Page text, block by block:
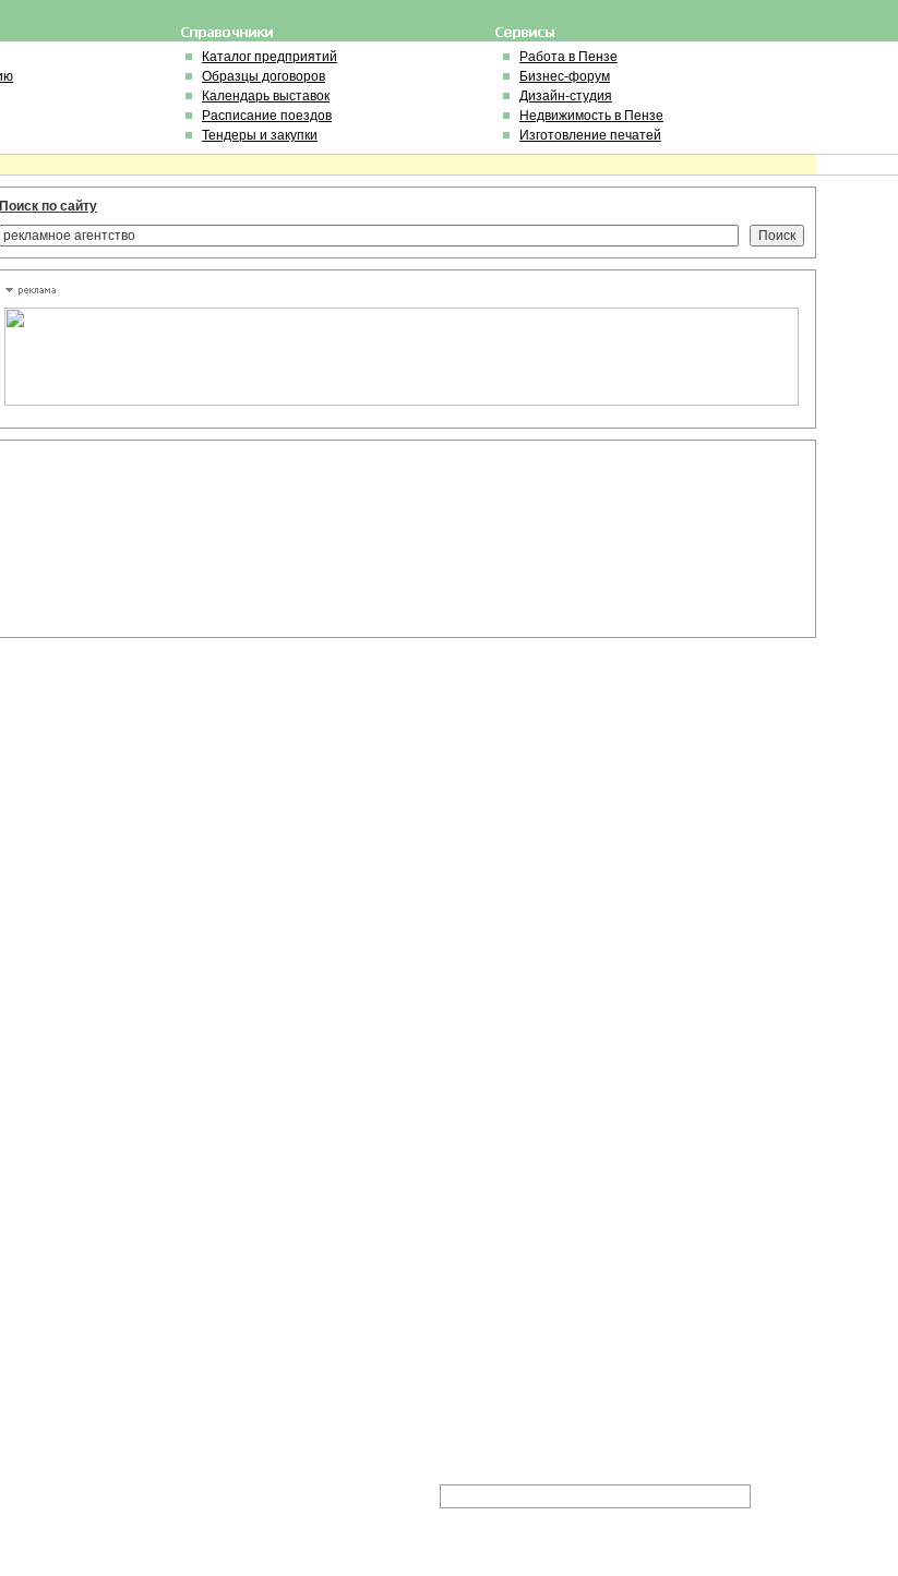
Каталог предприятий
Образцы договоров
Календарь выставок
Расписание поездов
Тендеры и закупки
Работа в Пензе
Бизнес-форум
Дизайн-студия
Недвижимость в Пензе
Изготовление печатей
Поиск по сайту